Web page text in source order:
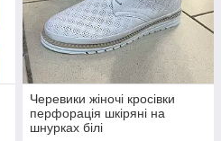
Черевики жіночі кросівки
перфорація шкіряні на
шнурках білі